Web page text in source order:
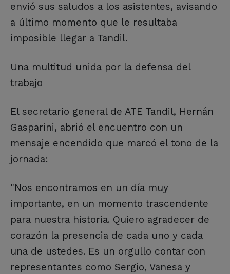
envió sus saludos a los asistentes, avisando
a último momento que le resultaba
imposible llegar a Tandil.
Una multitud unida por la defensa del
trabajo
El secretario general de ATE Tandil, Hernán
Gasparini, abrió el encuentro con un
mensaje encendido que marcó el tono de la
jornada:
"Nos encontramos en un día muy
importante, en un momento trascendente
para nuestra historia. Quiero agradecer de
corazón la presencia de cada uno y cada
una de ustedes. Es un orgullo contar con
representantes como Sergio, Vanesa y